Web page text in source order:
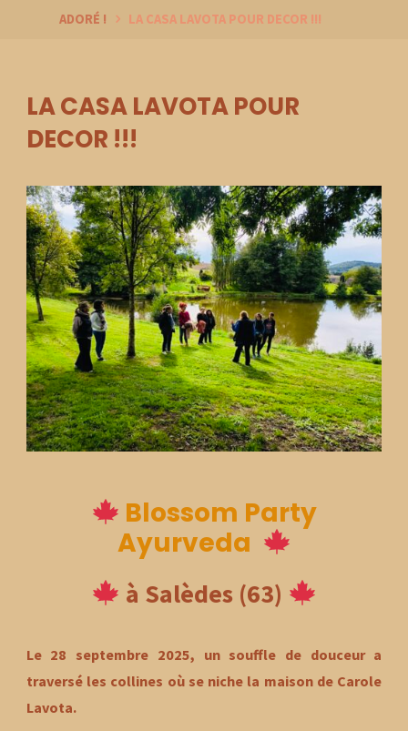
ADORÉ !
LA CASA LAVOTA POUR DECOR !!!
LA CASA LAVOTA POUR
DECOR !!!
Blossom Party
Ayurveda
à Salèdes (63)
Le 28 septembre 2025, un souffle de douceur a
traversé les collines où se niche la maison de Carole
Lavota.